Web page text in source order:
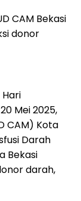
CAM Bekasi
donor
Mei 2025,
CAM) Kota
Darah
Bekasi
darah,